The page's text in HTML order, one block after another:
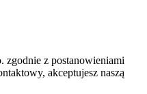
zgodnie z postanowieniami
akceptujesz naszą